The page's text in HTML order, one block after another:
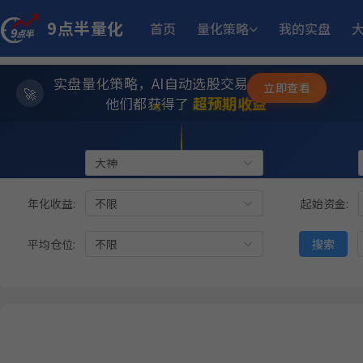
9点半量化 首页 量化策略 我的实盘
✨
💫
⭐
实盘量化策略，AI自动选股交易，躺赚模式
他们都获得了 超预期收益
11月25日开始实盘 多重止损优化成长量化策略 收益
6月5日开始实盘 小市值_ETF轮动_双龙出海 收益
6月15日开始实盘 趋势做T 收益 12.93%
6月29日开始实盘
立即查看
大神
年化收益: 不限 起始资金:
平均仓位: 不限 搜索